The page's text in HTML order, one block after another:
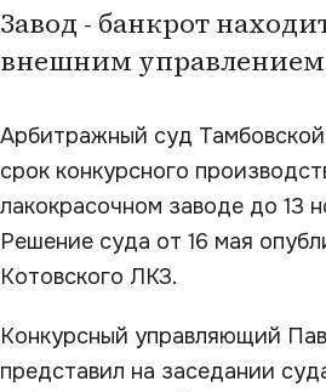
Завод - банкрот
внешним управлением
Арбитражный суд
срок конкурсного
лакокрасочном заводе до 13
Решение суда от 16 мая
Котовского ЛКЗ.
Конкурсный управляющий
представил на заседании